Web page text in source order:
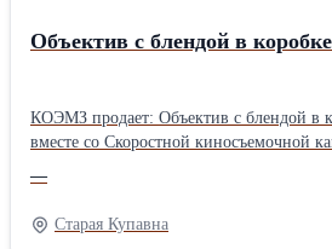
Объектив с блендой в
КОЭМЗ продает: Объектив с блендой в
вместе со Скоростной киносъемочной
крышкой. Объектив с блендой в
Приспособление для наводки.
ЗИП. Подробности по телефону или на
—
Старая Купавна